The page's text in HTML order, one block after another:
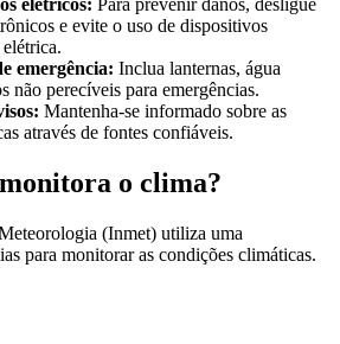
elétricos: Para prevenir danos, desligue
e evite o uso de dispositivos
emergência: Inclua lanternas, água
não perecíveis para emergências.
Mantenha-se informado sobre as
através de fontes confiáveis.
o clima?
(Inmet) utiliza uma
para monitorar as condições climáticas.